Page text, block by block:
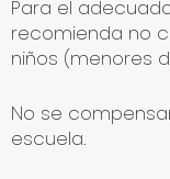
Para el
recomienda no
niños (menores
No se
escuela.